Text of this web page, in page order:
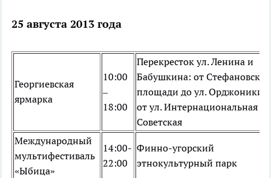
25 августа 2013 года
Георгиевская
ярмарка
10:00
–
18:00
Перекресток ул. Ленина и
Бабушкина: от Стефановской
площади до ул.
от ул. Интернациональная
Советская
Международный
мультифестиваль
«Ыбица»
14:00-
22:00
Финно-угорский
этнокультурный парк